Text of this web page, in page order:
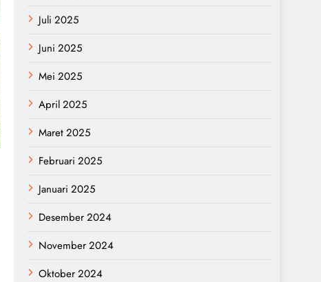
Juli 2025
Juni 2025
Mei 2025
April 2025
Maret 2025
Februari 2025
Januari 2025
Desember 2024
November 2024
Oktober 2024